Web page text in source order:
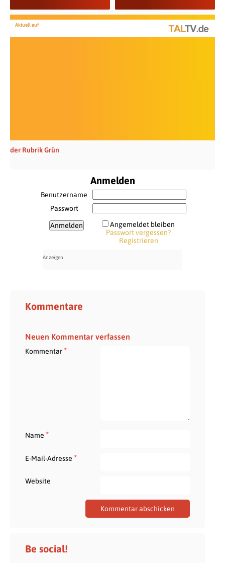
Aktuell auf
der Rubrik Grün
Anmelden
Benutzername
Passwort
Angemeldet bleiben
Passwort vergessen?
Registrieren
Kommentare
Neuen Kommentar verfassen
Kommentar*
Name *
E-Mail-Adresse *
Website
Be social!